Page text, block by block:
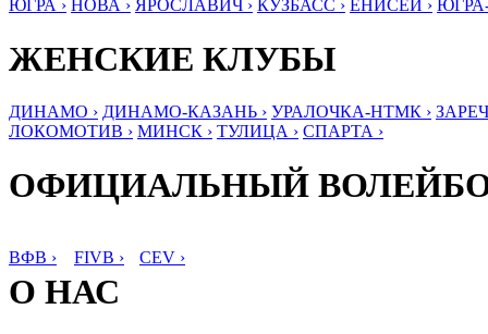
ЮГРА › НОВА › ЯРОСЛАВИЧ › КУЗБАСС › ЕНИСЕЙ ›
ЖЕНСКИЕ КЛУБЫ
ДИНАМО › ДИНАМО-КАЗАНЬ › УРАЛОЧКА-НТМК ›
ЛОКОМОТИВ › МИНСК › ТУЛИЦА › СПАРТА ›
ОФИЦИАЛЬНЫЙ
ВФВ › FIVB › CEV ›
О НАС